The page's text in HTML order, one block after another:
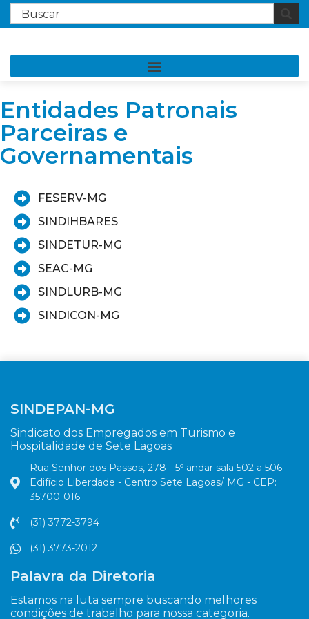
Entidades Patronais
Parceiras e
Governamentais
FESERV-MG
SINDIHBARES
SINDETUR-MG
SEAC-MG
SINDLURB-MG
SINDICON-MG
SINDEPAN-MG
Sindicato dos Empregados em Turismo e
Hospitalidade de Sete Lagoas
Rua Senhor dos Passos, 278 - 5º andar sala 502 a 506 -
Edifício Liberdade - Centro Sete Lagoas/ MG - CEP:
35700-016
(31) 3772-3794
(31) 3773-2012
Palavra da Diretoria
Estamos na luta sempre buscando melhores
condições de trabalho para nossa categoria.